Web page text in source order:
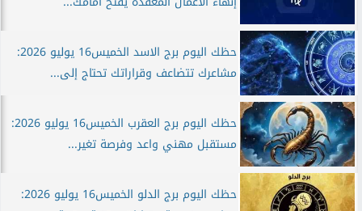
حظك اليوم برج الاسد الخميس16 يوليو 2026:
مشاعرك تتضاعف وقراراتك تحتاج إلى...
حظك اليوم برج العقرب الخميس16 يوليو 2026:
مستقبل مهني واعد وفرصة تغير...
حظك اليوم برج الدلو الخميس16 يوليو 2026: